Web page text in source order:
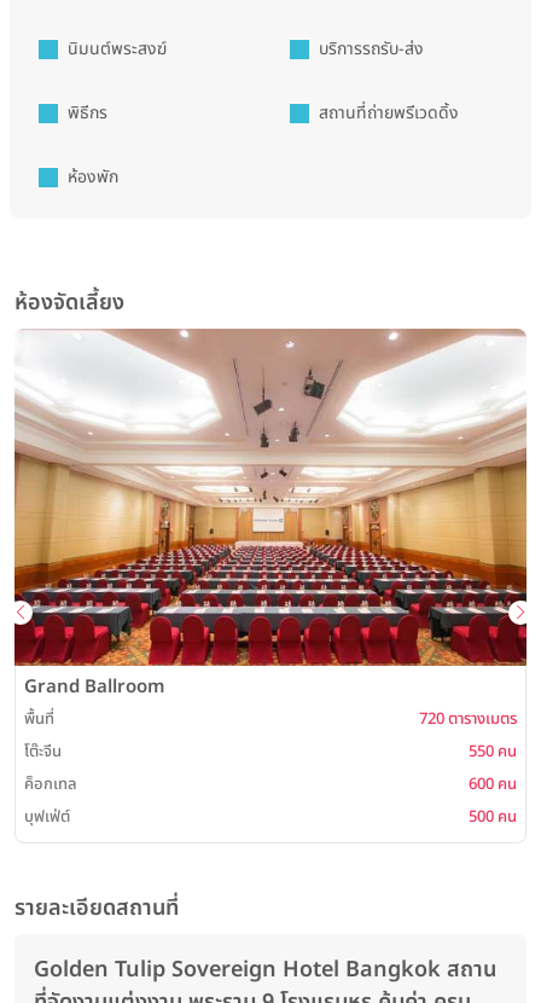
นิมนต์พระสงฆ์ บริการรถรับ-ส่ง
พิธีกร สถานที่ถ่ายพรีเวดดิ้ง
ห้องพัก
ห้องจัดเลี้ยง
Grand Ballroom
พื้นที่
720 ตารางเมตร
โต๊ะจีน
550 คน
ค็อกเทล
600 คน
บุฟเฟ่ต์
500 คน
รายละเอียดสถานที่
Golden Tulip Sovereign Hotel Bangkok สถาน